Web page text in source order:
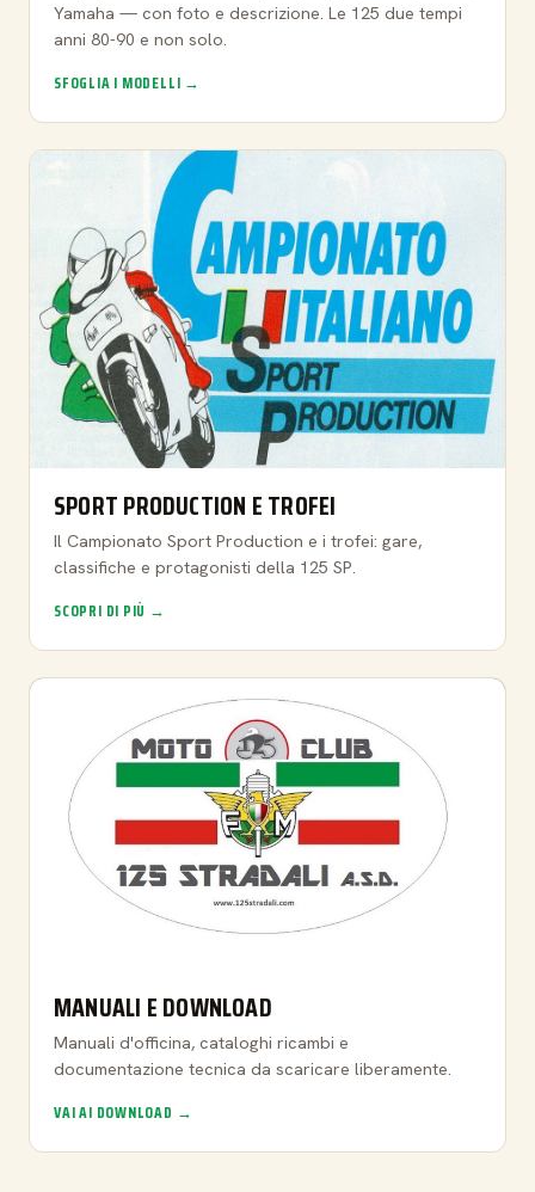
Yamaha — con foto e descrizione. Le 125 due tempi
anni 80-90 e non solo.
SFOGLIA I MODELLI →
SPORT PRODUCTION E TROFEI
Il Campionato Sport Production e i trofei: gare,
classifiche e protagonisti della 125 SP.
SCOPRI DI PIÙ →
MANUALI E DOWNLOAD
Manuali d'officina, cataloghi ricambi e
documentazione tecnica da scaricare liberamente.
VAI AI DOWNLOAD →